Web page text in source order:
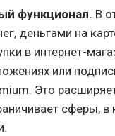
функционал. В
деньгами на
в интернет-
или
Это
сферы, в